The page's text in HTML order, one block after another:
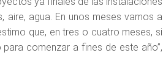
aire, agua. En unos meses vamos a
que, en tres o cuatro meses, si
comenzar a fines de este año”,